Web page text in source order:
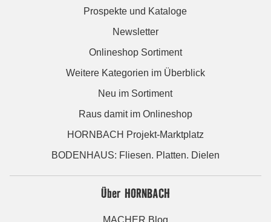
Prospekte und Kataloge
Newsletter
Onlineshop Sortiment
Weitere Kategorien im Überblick
Neu im Sortiment
Raus damit im Onlineshop
HORNBACH Projekt-Marktplatz
BODENHAUS: Fliesen. Platten. Dielen
Über HORNBACH
MACHER Blog